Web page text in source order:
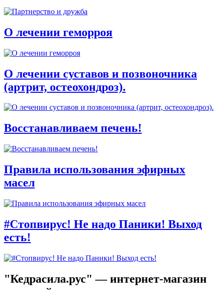
О лечении геморроя
О лечении суставов и позвоночника
(артрит, остеохондроз).
Восстанавливаем печень!
Правила использования эфирных
масел
#Стопвирус! Не надо Паники! Выход
есть!
"Кедрасила.рус" — интернет-магазин